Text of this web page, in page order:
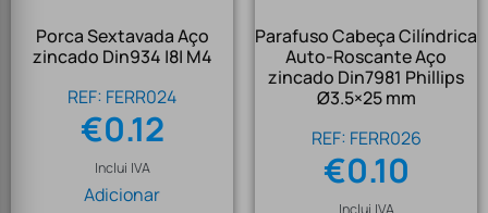
Porca Sextavada Aço
zincado Din934 |8| M4
REF: FERR024
€0.12
Inclui IVA
Adicionar
Parafuso Cabeça Cilíndrica
Auto-Roscante Aço
zincado Din7981 Phillips
Ø3.5×25 mm
REF: FERR026
€0.10
Inclui IVA